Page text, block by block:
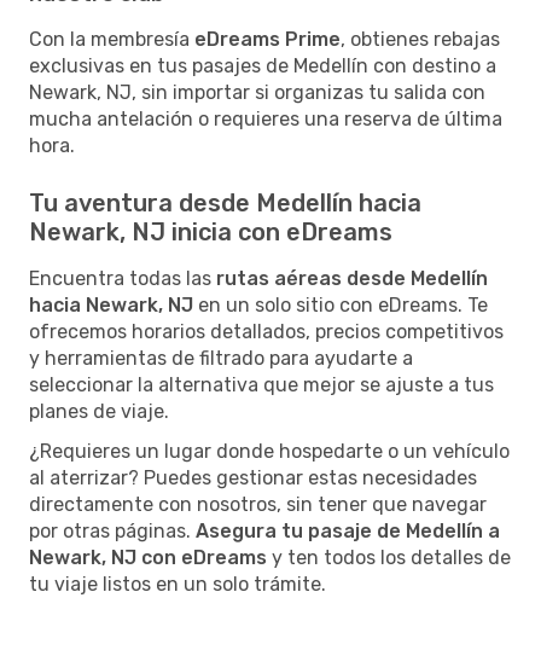
Con la membresía eDreams Prime, obtienes rebajas
exclusivas en tus pasajes de Medellín con destino a
Newark, NJ, sin importar si organizas tu salida con
mucha antelación o requieres una reserva de última
hora.
Tu aventura desde Medellín hacia
Newark, NJ inicia con eDreams
Encuentra todas las rutas aéreas desde Medellín
hacia Newark, NJ en un solo sitio con eDreams. Te
ofrecemos horarios detallados, precios competitivos
y herramientas de filtrado para ayudarte a
seleccionar la alternativa que mejor se ajuste a tus
planes de viaje.
¿Requieres un lugar donde hospedarte o un vehículo
al aterrizar? Puedes gestionar estas necesidades
directamente con nosotros, sin tener que navegar
por otras páginas. Asegura tu pasaje de Medellín a
Newark, NJ con eDreams y ten todos los detalles de
tu viaje listos en un solo trámite.